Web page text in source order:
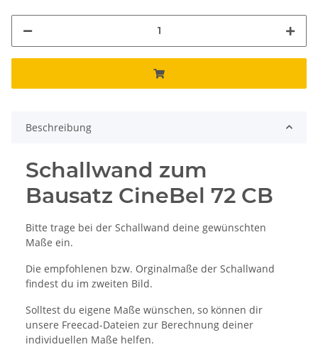
Beschreibung
Schallwand zum
Bausatz CineBel 72 CB
Bitte trage bei der Schallwand deine gewünschten
Maße ein.
Die empfohlenen bzw. Orginalmaße der Schallwand
findest du im zweiten Bild.
Solltest du eigene Maße wünschen, so können dir
unsere Freecad-Dateien zur Berechnung deiner
individuellen Maße helfen.